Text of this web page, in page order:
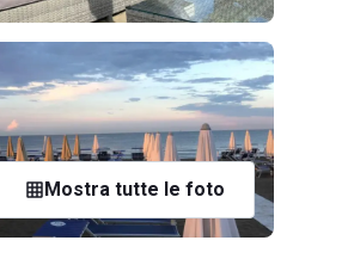
Mostra tutte le foto